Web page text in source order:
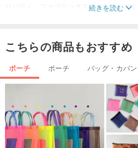
リバティ・ファブリックスのクラシック
と昇華し、
🇬🇧 リバティ・ファブリックスコラボレ
な英国デザイン ✿
🇬🇧 多層構造のデザインで、分類収納に
🇬🇧 元々は医薬品の小分け用途、より論
続きを読む
こちらの商品もおすすめ
ポーチ ポーチ バッグ・カバン